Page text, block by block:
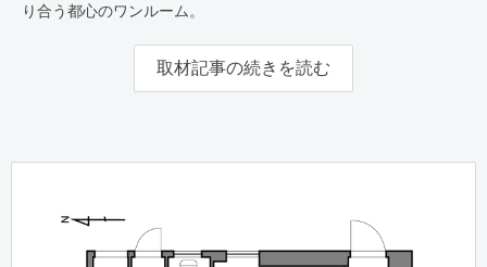
り合う都心のワンルーム。
取材記事の続きを読む